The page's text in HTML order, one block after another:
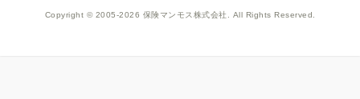
Copyright © 2005-2026 保険マンモス株式会社. All Rights Reserved.